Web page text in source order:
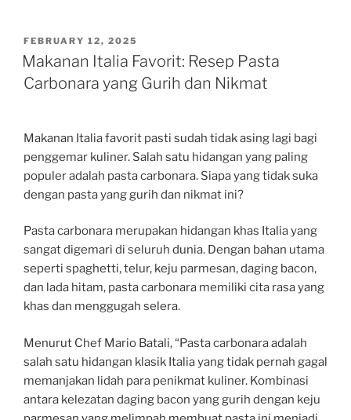
POSTED
ON
FEBRUARY 12, 2025
Makanan Italia Favorit: Resep Pasta
Carbonara yang Gurih dan Nikmat
Makanan Italia favorit pasti sudah tidak asing lagi bagi
penggemar kuliner. Salah satu hidangan yang paling
populer adalah pasta carbonara. Siapa yang tidak suka
dengan pasta yang gurih dan nikmat ini?
Pasta carbonara merupakan hidangan khas Italia yang
sangat digemari di seluruh dunia. Dengan bahan utama
seperti spaghetti, telur, keju parmesan, daging bacon,
dan lada hitam, pasta carbonara memiliki cita rasa yang
khas dan menggugah selera.
Menurut Chef Mario Batali, “Pasta carbonara adalah
salah satu hidangan klasik Italia yang tidak pernah gagal
memanjakan lidah para penikmat kuliner. Kombinasi
antara kelezatan daging bacon yang gurih dengan keju